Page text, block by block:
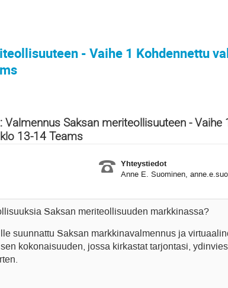
- Vaihe 1 Kohdennettu
Saksan meriteollisuuteen - Vaihe
13-14 Teams
Yhteystiedot
Anne E. Suominen,
Saksan meriteollisuuden markkinassa?
suunnattu Saksan markkinavalmennus ja
kokonaisuuden, jossa kirkastat tarjontasi,